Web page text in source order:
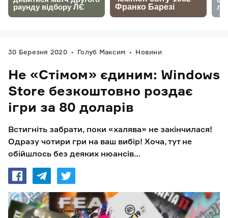
30 Березня 2020 Голуб Максим Новини
Не «Стімом» єдиним: Windows
Store безкоштовно роздає
ігри за 80 доларів
Встигніть забрати, поки «халява» не закінчилася!
Одразу чотири гри на ваш вибір! Хоча, тут не
обійшлось без деяких нюансів…